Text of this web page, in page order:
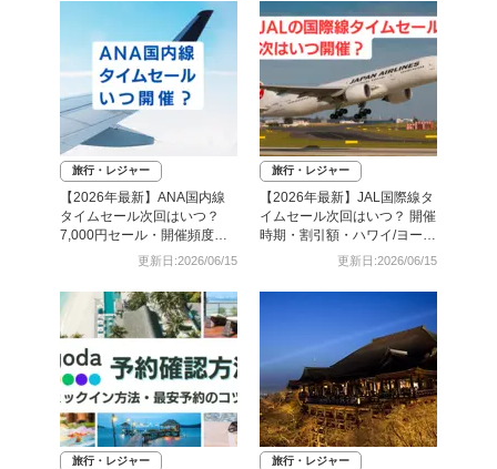
旅行・レジャー
【2026年最新】ANA国内線
タイムセール次回はいつ？
7,000円セール・開催頻度・
予約攻略まとめ更新日:2026/06/15
旅行・レジャー
【2026年最新】JAL国際線タ
イムセール次回はいつ？ 開催
時期・割引額・ハワイ/ヨーロ
ッパ路線まとめ更新日:2026/06/15
旅行・レジャー 旅行・レジャー